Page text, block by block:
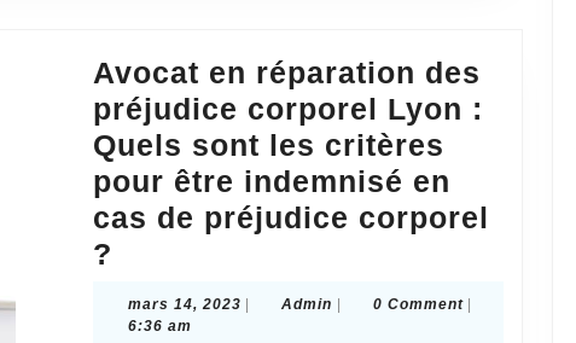
Avocat en réparation des
préjudice corporel Lyon :
Quels sont les critères
pour être indemnisé en
cas de préjudice corporel
?
réparation
mars 14, 2023 mars Admin Admin0 Comment
6:36 am